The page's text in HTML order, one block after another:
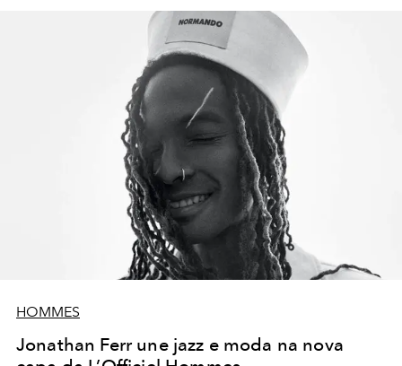
HOMMES
Jonathan Ferr une jazz e moda na nova